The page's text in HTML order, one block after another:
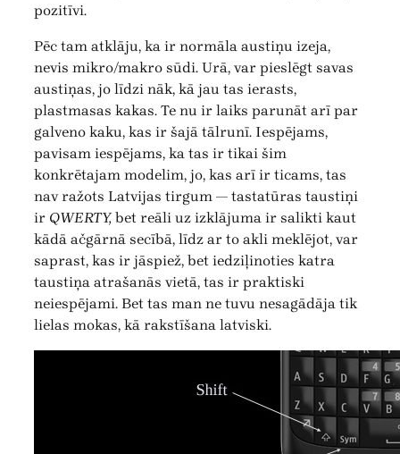
pozitīvi.
Pēc tam atklāju, ka ir normāla austiņu izeja,
nevis mikro/makro sūdi. Urā, var pieslēgt savas
austiņas, jo līdzi nāk, kā jau tas ierasts,
plastmasas kakas. Te nu ir laiks parunāt arī par
galveno kaku, kas ir šajā tālrunī. Iespējams,
pavisam iespējams, ka tas ir tikai šim
konkrētajam modelim, jo, kas arī ir ticams, tas
nav ražots Latvijas tirgum — tastatūras taustiņi
ir QWERTY,bet reāli uz izklājuma ir salikti kaut
kādā ačgārnā secībā, līdz ar to akli meklējot, var
saprast, kas ir jāspiež, bet iedziļinoties katra
taustiņa atrašanās vietā, tas ir praktiski
neiespējami. Bet tas man ne tuvu nesagādāja tik
lielas mokas, kā rakstīšana latviski.